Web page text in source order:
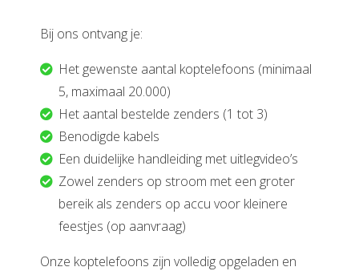
Bij ons ontvang je:
Het gewenste aantal koptelefoons (minimaal
5, maximaal 20.000)
Het aantal bestelde zenders (1 tot 3)
Benodigde kabels
Een duidelijke handleiding met uitlegvideo’s
Zowel zenders op stroom met een groter
bereik als zenders op accu voor kleinere
feestjes (op aanvraag)
Onze koptelefoons zijn volledig opgeladen en